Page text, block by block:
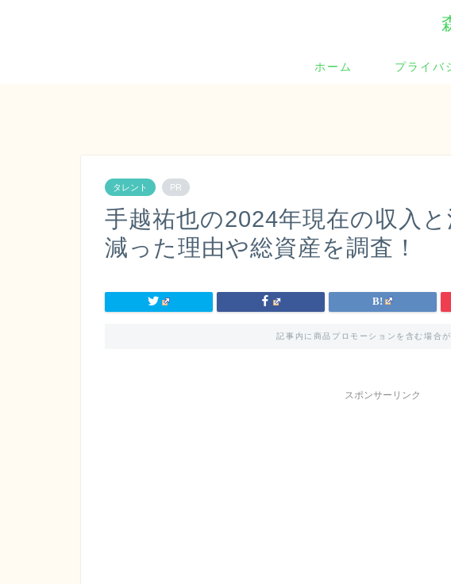
ホーム プライバ
タレント PR
手越祐也の2024年現在の収入
減った理由や総資産を調査！
記事内に商品プロモーションを含む場合
スポンサーリンク